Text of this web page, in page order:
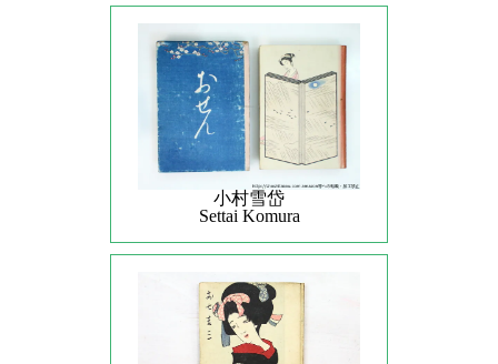
小村雪岱
Settai Komura